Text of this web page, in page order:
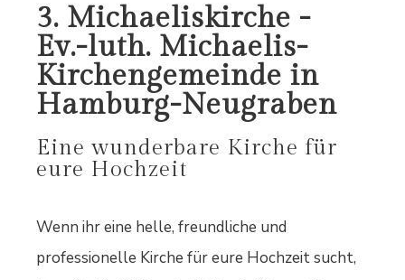
3. Michaeliskirche -
Ev.-luth. Michaelis-
Kirchengemeinde in
Hamburg-Neugraben
Eine wunderbare Kirche für
eure Hochzeit
Wenn ihr eine helle, freundliche und
professionelle Kirche für eure Hochzeit sucht,